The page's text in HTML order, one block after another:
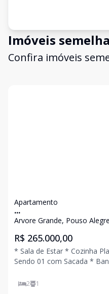
Imóveis
Confira imóveis
Apartamento
...
Arvore Grande, Pouso
R$ 265.000,00
* Sala de Estar * Cozinha Planejada *
Sendo 01 com Sacada *
Mesmo e Agende Uma Visita!!!
2 1